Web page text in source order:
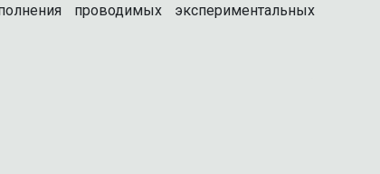
проводимых экспериментальных